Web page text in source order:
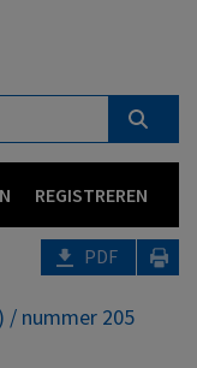
REGISTREREN
/ nummer 205
PDF